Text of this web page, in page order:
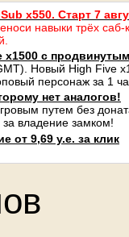
x550. Старт 7
навыки трёх саб-
x1500 с
Новый High Five
персонаж за 1
нет аналогов!
путем без
владение замком!
от 9,69 у.е. за клик